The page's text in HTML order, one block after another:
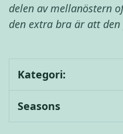
delen av mellanöstern
den extra bra är att
Kategori:
Seasons